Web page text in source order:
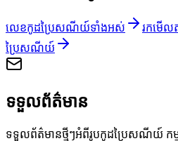
លេខកូដប្រៃសណីយ៍ទាំងអស់ រកមើលត
ប្រៃសណីយ៍
ទទួលព័ត៌មាន
ទទួលព័ត៌មានថ្មីៗអំពីរូបកូដប្រៃសណីយ៍ កម្ម